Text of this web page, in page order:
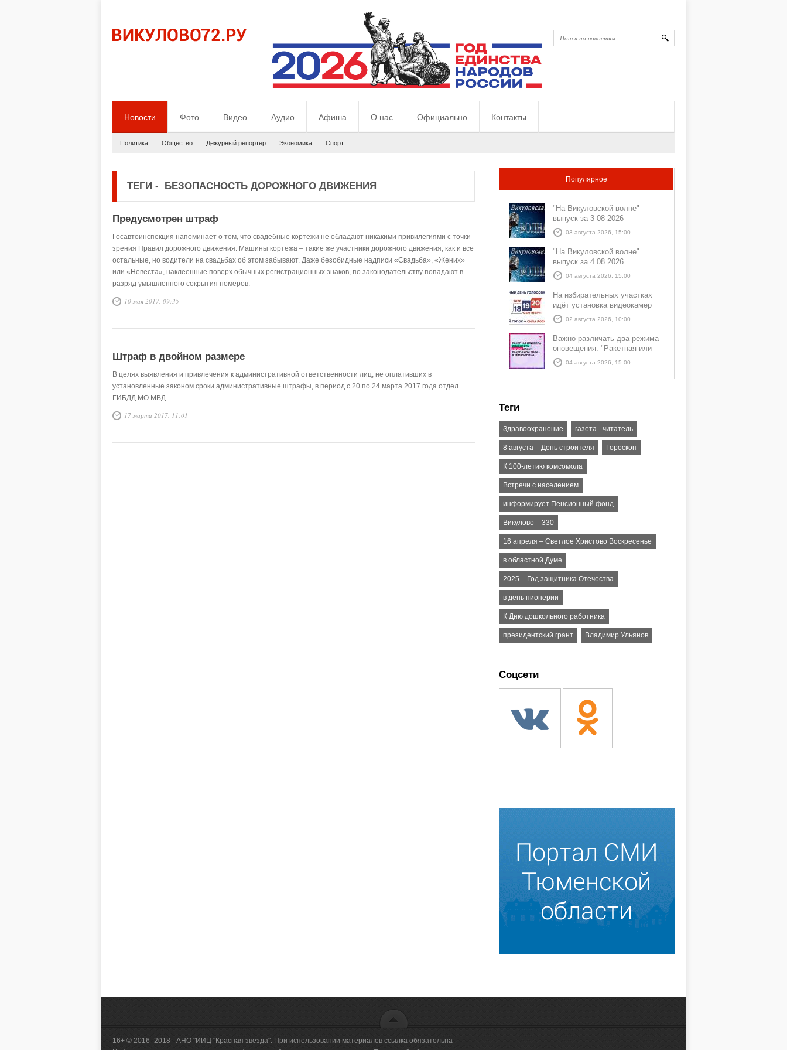
Новости Фото Видео Аудио Афиша О нас Официально Контакты
Политика Общество Дежурный репортер Экономика Спорт
ТЕГИ - БЕЗОПАСНОСТЬ ДОРОЖНОГО ДВИЖЕНИЯ
Предусмотрен штраф
Госавтоинспекция напоминает о том, что свадебные кортежи не обладают никакими привилегиями с точки
зрения Правил дорожного движения. Машины кортежа – такие же участники дорожного движения, как и все
остальные, но водители на свадьбах об этом забывают. Даже безобидные надписи «Свадьба», «Жених»
или «Невеста», наклеенные поверх обычных регистрационных знаков, по законодательству попадают в
разряд умышленного сокрытия номеров.
10 мая 2017, 09:35
Штраф в двойном размере
В целях выявления и привлечения к административной ответственности лиц, не оплативших в
установленные законом сроки административные штрафы, в период с 20 по 24 марта 2017 года отдел
ГИБДД МО МВД …
17 марта 2017, 11:01
Популярное
"На Викуловской волне"
выпуск за 3 08 2026
03 августа 2026, 15:00
"На Викуловской волне"
выпуск за 4 08 2026
04 августа 2026, 15:00
На избирательных участках
идёт установка видеокамер
02 августа 2026, 10:00
Важно различать два режима
оповещения: "Ракетная или
БПЛА опасность" и "Угроза
атаки ракеты или БПЛА"
04 августа 2026, 15:00
Теги
Здравоохранение газета - читатель
8 августа – День строителя Гороскоп
К 100-летию комсомола
Встречи с населением
информирует Пенсионный фонд
Викулово – 330
16 апреля – Светлое Христово Воскресенье
в областной Думе
2025 – Год защитника Отечества
в день пионерии
К Дню дошкольного работника
президентский грант Владимир Ульянов
Соцсети
16+ © 2016–2018 - АНО "ИИЦ "Красная звезда". При использовании материалов ссылка обязательна